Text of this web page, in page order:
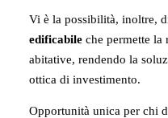
Vi è la possibilità, inoltre,
edificabile che permette
abitative, rendendo la
ottica di investimento.
Opportunità unica per chi